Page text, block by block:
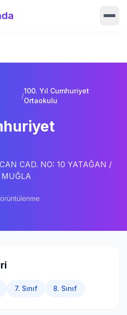
Giriş Yap
/
100. Yıl Cumhuriyet
Ortaokulu
CAD. NO: 10 YATAĞAN /
7. Sınıf 8. Sınıf